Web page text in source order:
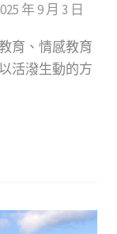
年 9 月 3 日
育、情感教育
活潑生動的方